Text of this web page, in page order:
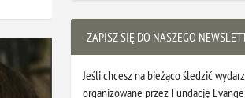
ZAPISZ SIĘ DO NASZEGO
Jeśli chcesz na bieżąco śledzić
organizowane przez Fundację